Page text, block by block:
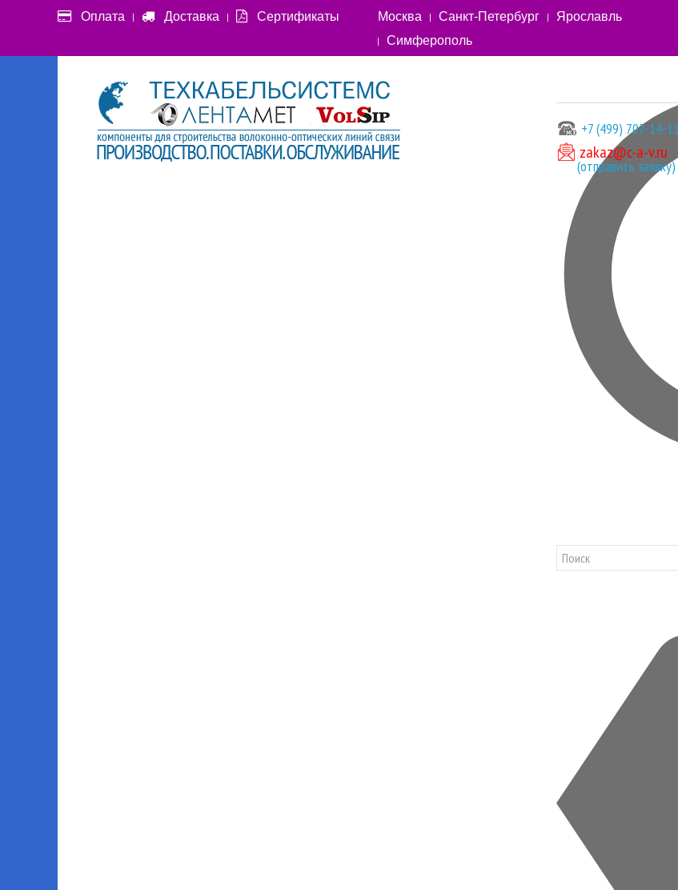
Оплата Доставка Сертификаты Москва Санкт-Петербург
Ярославль
Симферополь
+7 (499) 707-14-11
zakaz@c-a-v.ru
(отправить заявку)